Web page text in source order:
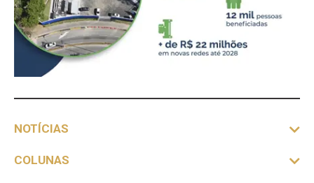
NOTÍCIAS
COLUNAS